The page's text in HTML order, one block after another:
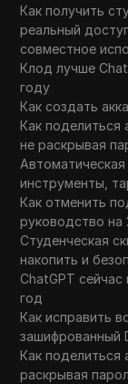
Как получить
реальный
совместное
Клод лучше
году
Как создать
Как поделиться
не раскрывая
инструменты,
Как отменить
руководство на
Студенческая
накопить и
ChatGPT
год
Как исправить
зашифрованный
Как поделиться
раскрывая